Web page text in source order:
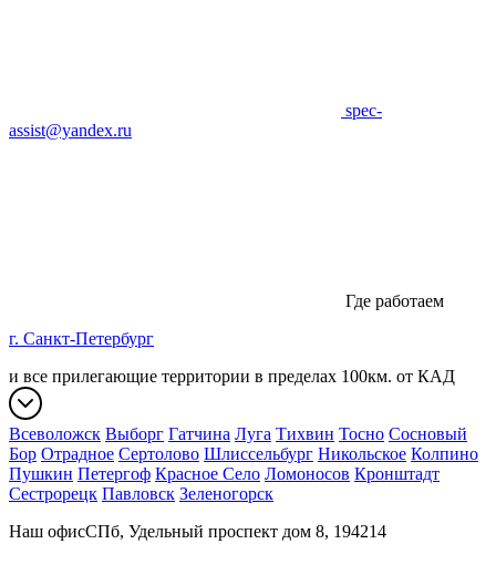
spec-
assist@yandex.ru
Где работаем
г. Санкт-Петербург
и все прилегающие территории в пределах 100км. от КАД
Всеволожск Выборг Гатчина Луга Тихвин Тосно Сосновый
Бор Отрадное Сертолово Шлиссельбург Никольское Колпино
Пушкин Петергоф Красное Село Ломоносов Кронштадт
Сестрорецк Павловск Зеленогорск
Наш офисСПб, Удельный проспект дом 8, 194214